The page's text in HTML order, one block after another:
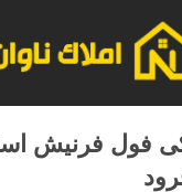
فول فرنیش